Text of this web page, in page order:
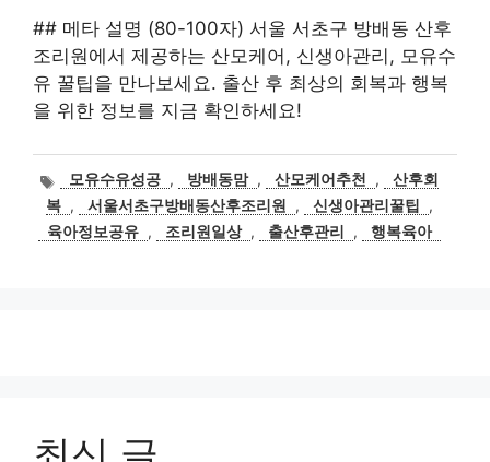
## 메타 설명 (80-100자) 서울 서초구 방배동 산후
조리원에서 제공하는 산모케어, 신생아관리, 모유수
유 꿀팁을 만나보세요. 출산 후 최상의 회복과 행복
을 위한 정보를 지금 확인하세요!
태
그
모유수유성공 , 방배동맘 , 산모케어추천 ,
산후회
복 , 서울서초구방배동산후조리원 , 신생아관리꿀팁
,
육아정보공유 , 조리원일상 , 출산후관리 , 행복육아